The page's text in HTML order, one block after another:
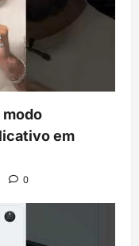
modo
em
0